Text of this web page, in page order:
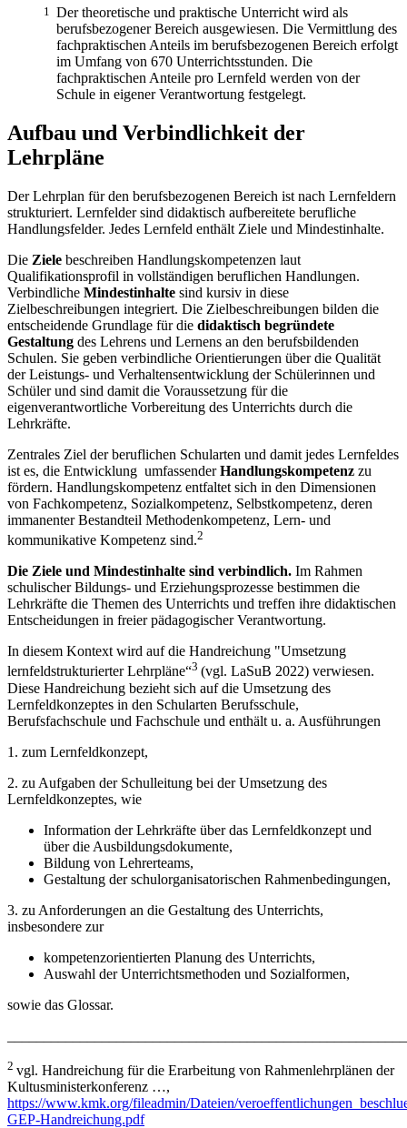
1 Der theoretische und praktische Unterricht wird als
berufsbezogener Bereich ausgewiesen. Die Vermittlung des
fachpraktischen Anteils im berufsbezogenen Bereich erfolgt
im Umfang von 670 Unterrichtsstunden. Die
fachpraktischen Anteile pro Lernfeld werden von der
Schule in eigener Verantwortung festgelegt.
Aufbau und Verbindlichkeit der
Lehrpläne
Der Lehrplan für den berufsbezogenen Bereich ist nach Lernfeldern
strukturiert. Lernfelder sind didaktisch aufbereitete berufliche
Handlungsfelder. Jedes Lernfeld enthält Ziele und Mindestinhalte.
Die Ziele beschreiben Handlungskompetenzen laut
Qualifikationsprofil in vollständigen beruflichen Handlungen.
Verbindliche Mindestinhalte sind kursiv in diese
Zielbeschreibungen integriert. Die Zielbeschreibungen bilden die
entscheidende Grundlage für die didaktisch begründete
Gestaltung des Lehrens und Lernens an den berufsbildenden
Schulen. Sie geben verbindliche Orientierungen über die Qualität
der Leistungs- und Verhaltensentwicklung der Schülerinnen und
Schüler und sind damit die Voraussetzung für die
eigenverantwortliche Vorbereitung des Unterrichts durch die
Lehrkräfte.
Zentrales Ziel der beruflichen Schularten und damit jedes Lernfeldes
ist es, die Entwicklung umfassenderHandlungskompetenz zu
fördern. Handlungskompetenz entfaltet sich in den Dimensionen
von Fachkompetenz, Sozialkompetenz, Selbstkompetenz, deren
immanenter Bestandteil Methodenkompetenz, Lern- und
kommunikative Kompetenz sind.2
Die Ziele und Mindestinhalte sind verbindlich. Im Rahmen
schulischer Bildungs- und Erziehungsprozesse bestimmen die
Lehrkräfte die Themen des Unterrichts und treffen ihre didaktischen
Entscheidungen in freier pädagogischer Verantwortung.
In diesem Kontext wird auf die Handreichung "Umsetzung
lernfeldstrukturierter Lehrpläne“3 (vgl. LaSuB 2022) verwiesen.
Diese Handreichung bezieht sich auf die Umsetzung des
Lernfeldkonzeptes in den Schularten Berufsschule,
Berufsfachschule und Fachschule und enthält u. a. Ausführungen
1. zum Lernfeldkonzept,
2. zu Aufgaben der Schulleitung bei der Umsetzung des
Lernfeldkonzeptes, wie
Information der Lehrkräfte über das Lernfeldkonzept und
über die Ausbildungsdokumente,
Bildung von Lehrerteams,
Gestaltung der schulorganisatorischen Rahmenbedingungen,
3. zu Anforderungen an die Gestaltung des Unterrichts,
insbesondere zur
kompetenzorientierten Planung des Unterrichts,
Auswahl der Unterrichtsmethoden und Sozialformen,
sowie das Glossar.
2 vgl. Handreichung für die Erarbeitung von Rahmenlehrplänen der
Kultusministerkonferenz …,
https://www.kmk.org/fileadmin/Dateien/
GEP-Handreichung.pdf